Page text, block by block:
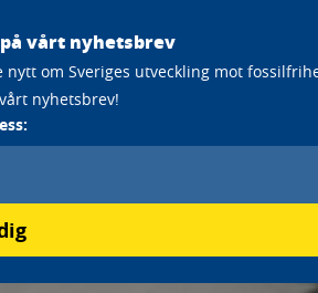
vårt nyhetsbrev
nytt om Sveriges utveckling mot
nyhetsbrev!